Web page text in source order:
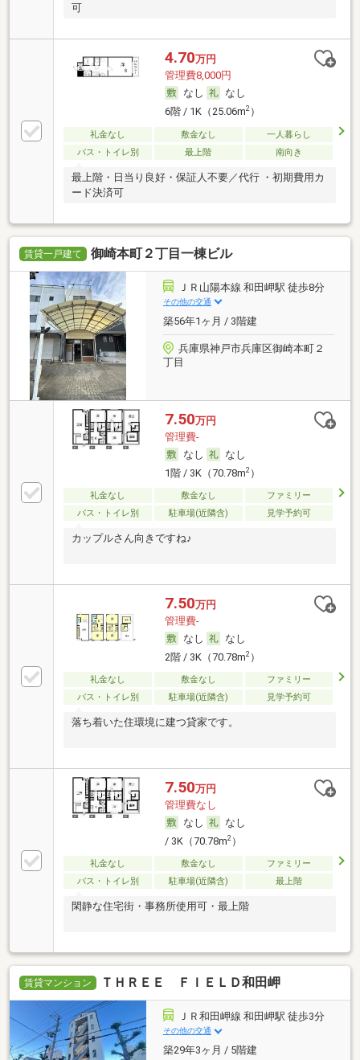
可
4.70万円
管理費8,000円
なし
なし
6階 / 1K（25.06m2）
礼金なし 敷金なし
一人暮らし
バス・トイレ別
最上階 南向き
最上階・日当り良好・保証人不要／代行 ・初期費用カ
ード決済可
賃貸一戸建て 御崎本町２丁目一棟ビル
ＪＲ山陽本線 和田岬駅 徒歩8分
その他の交通
築56年1ヶ月 / 3階建
兵庫県神戸市兵庫区御崎本町２
丁目
7.50万円
管理費-
なし
なし
1階 / 3K（70.78m2）
礼金なし 敷金なし
ファミリー
バス・トイレ別
駐車場(近隣含) 見学予約可
カップルさん向きですね♪
7.50万円
管理費-
なし
なし
2階 / 3K（70.78m2）
礼金なし 敷金なし
ファミリー
バス・トイレ別
駐車場(近隣含) 見学予約可
落ち着いた住環境に建つ貸家です。
7.50万円
管理費なし
なし
なし
/ 3K（70.78m2）
礼金なし 敷金なし
ファミリー
バス・トイレ別
駐車場(近隣含) 最上階
閑静な住宅街・事務所使用可・最上階
賃貸マンション ＴＨＲＥＥ ＦＩＥＬＤ和田岬
ＪＲ和田岬線 和田岬駅 徒歩3分
その他の交通
築29年3ヶ月 / 5階建